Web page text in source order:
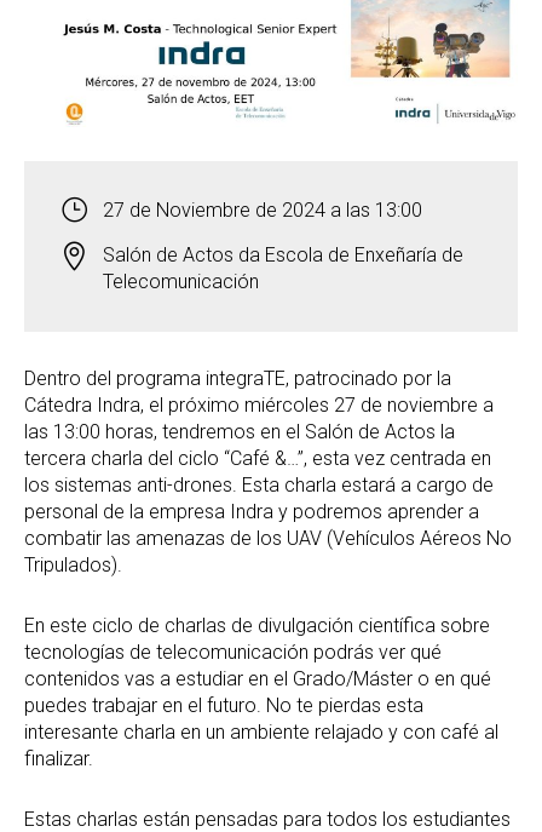
27 de Noviembre de 2024 a las 13:00
Salón de Actos da Escola de Enxeñaría de
Telecomunicación
Dentro del programa integraTE, patrocinado por la
Cátedra Indra, el próximo miércoles 27 de noviembre a
las 13:00 horas, tendremos en el Salón de Actos la
tercera charla del ciclo “Café &…”, esta vez centrada en
los sistemas anti-drones. Esta charla estará a cargo de
personal de la empresa Indra y podremos aprender a
combatir las amenazas de los UAV (Vehículos Aéreos No
Tripulados).
En este ciclo de charlas de divulgación científica sobre
tecnologías de telecomunicación podrás ver qué
contenidos vas a estudiar en el Grado/Máster o en qué
puedes trabajar en el futuro. No te pierdas esta
interesante charla en un ambiente relajado y con café al
finalizar.
Estas charlas están pensadas para todos los estudiantes